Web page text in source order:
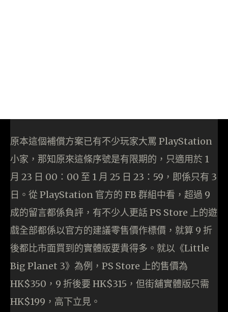
原本這個補償方案已有不少玩家大罵 PlayStation
小家，那知原來這條序號是有限期的，只適用於 1
月 23 日 00：00 至 1 月 25 日 23：59，即係只有 3
日。從 PlayStation 官方的 FB 群組中看，超過 9
成的留言都係負評，有不少人更話 PS Store 上的遊
戲全部都係以官方的建議零售價作標價，就算 9 折
後都比市面買到的實體版要貴得多。就以《Little
Big Planet 3》為例，PS Store 上的售價為
HK$350，9 折後要 HK$315，但街舖實體版只需
HK$199，高下立見。